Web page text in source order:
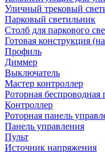
Уличный трековый
Парковый светильник
Столб для паркового
Готовая конструкция
Профиль
Диммер
Выключатель
Мастер контроллер
Роторная беспроводная
Контроллер
Роторная панель
Панель управления
Пульт
Источник напряжения